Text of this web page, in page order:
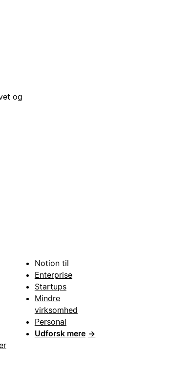
og
Notion til
Enterprise
Startups
Mindre
virksomhed
Personal
Udforsk mere →